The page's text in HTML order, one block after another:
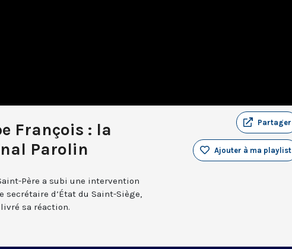
François : la
Parolin
Partager
Ajouter à ma playlist
Père a subi une intervention
d’État du Saint-Siège,
sa réaction.